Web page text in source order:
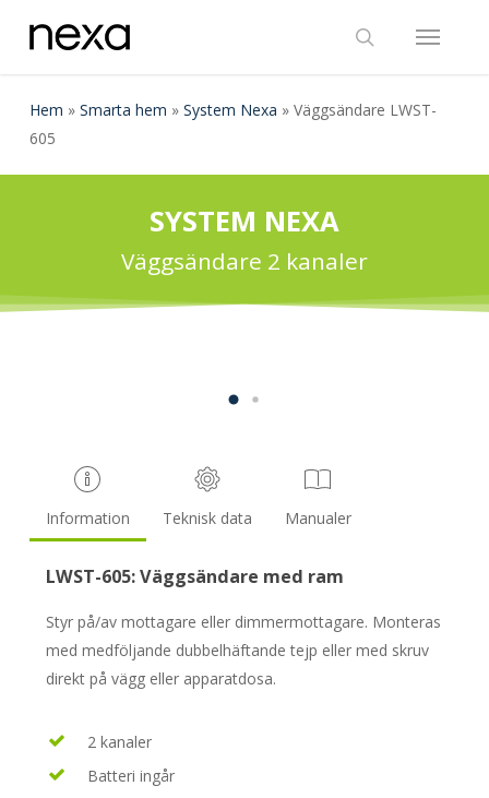
search
Menu
Hem » Smarta hem » System Nexa » Väggsändare LWST-
605
SYSTEM NEXA
Väggsändare 2 kanaler
Information Teknisk data Manualer
LWST-605: Väggsändare med ram
Styr på/av mottagare eller dimmermottagare. Monteras
med medföljande dubbelhäftande tejp eller med skruv
direkt på vägg eller apparatdosa.
2 kanaler
Batteri ingår